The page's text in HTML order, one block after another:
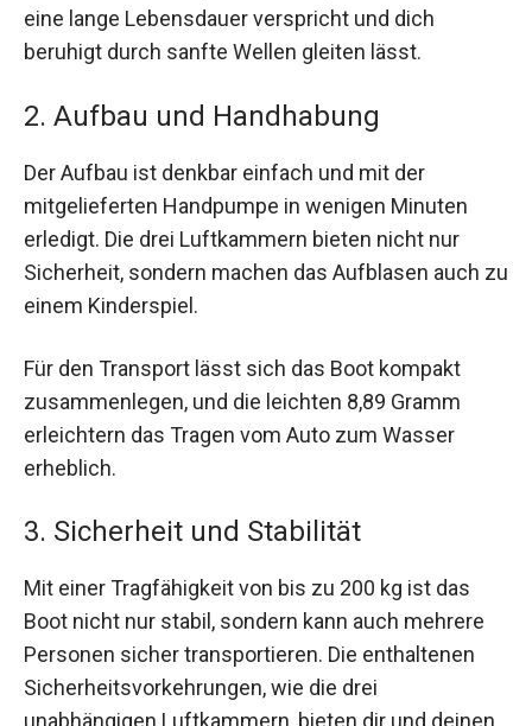
eine lange Lebensdauer verspricht und dich
beruhigt durch sanfte Wellen gleiten lässt.
2. Aufbau und Handhabung
Der Aufbau ist denkbar einfach und mit der
mitgelieferten Handpumpe in wenigen Minuten
erledigt. Die drei Luftkammern bieten nicht nur
Sicherheit, sondern machen das Aufblasen auch zu
einem Kinderspiel.
Für den Transport lässt sich das Boot kompakt
zusammenlegen, und die leichten 8,89 Gramm
erleichtern das Tragen vom Auto zum Wasser
erheblich.
3. Sicherheit und Stabilität
Mit einer Tragfähigkeit von bis zu 200 kg ist das
Boot nicht nur stabil, sondern kann auch mehrere
Personen sicher transportieren. Die enthaltenen
Sicherheitsvorkehrungen, wie die drei
unabhängigen Luftkammern, bieten dir und deinen